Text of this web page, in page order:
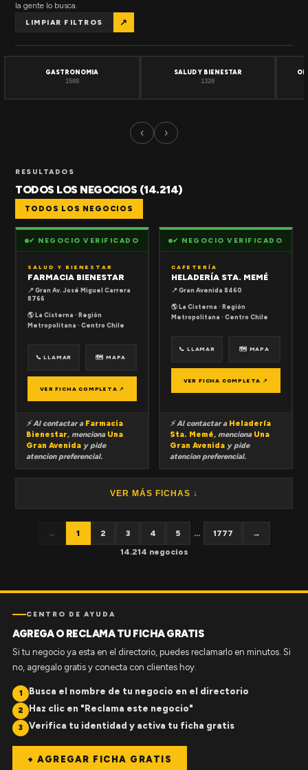
la gente lo busca.
LIMPIAR FILTROS ↗
GASTRONOMIA
1508
SALUD Y BIENESTAR
1320
‹ ›
RESULTADOS
TODOS LOS NEGOCIOS (14.214)
TODOS LOS NEGOCIOS
✔ NEGOCIO VERIFICADO
SALUD Y BIENESTAR
FARMACIA BIENESTAR
📍 Gran Av. José Miguel Carrera
8766
🌎 La Cisterna · Región
Metropolitana · Centro Chile
📞 LLAMAR 🗺 MAPA
VER FICHA COMPLETA ↗
⚡ Al contactar a Farmacia
Bienestar, menciona Una
Gran Avenida y pide
atencion preferencial.
✔ NEGOCIO VERIFICADO
CAFETERÍA
HELADERÍA STA. MEMÉ
📍 Gran Avenida 8460
🌎 La Cisterna · Región
Metropolitana · Centro Chile
📞 LLAMAR 🗺 MAPA
VER FICHA COMPLETA ↗
⚡ Al contactar a Heladería
Sta. Memé, menciona Una
Gran Avenida y pide
atencion preferencial.
VER MÁS FICHAS ↓
← 1 2 3 4 5 ... 1777
→
14.214 negocios
CENTRO DE AYUDA
AGREGA O RECLAMA TU FICHA GRATIS
Si tu negocio ya esta en el directorio, puedes reclamarlo en minutos. Si
no, agregalo gratis y conecta con clientes hoy.
1 Busca el nombre de tu negocio en el directorio
2 Haz clic en "Reclama este negocio"
3 Verifica tu identidad y activa tu ficha gratis
+ AGREGAR FICHA GRATIS